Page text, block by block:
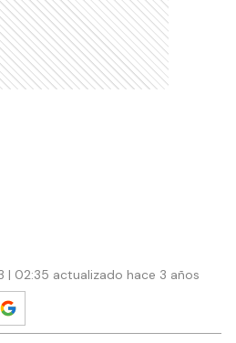
| 02:35 actualizado hace 3 años